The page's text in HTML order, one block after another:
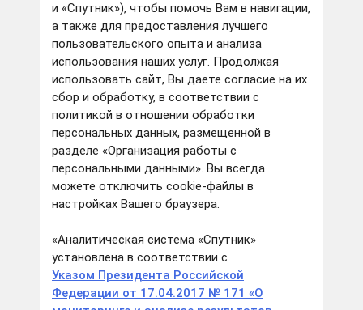
и «Спутник»), чтобы помочь Вам в навигации,
а также для предоставления лучшего
пользовательского опыта и анализа
использования наших услуг. Продолжая
использовать сайт, Вы даете согласие на их
сбор и обработку, в соответствии с
политикой в отношении обработки
персональных данных, размещенной в
разделе «Организация работы с
персональными данными». Вы всегда
можете отключить cookie-файлы в
настройках Вашего браузера.
«Аналитическая система «Спутник»
установлена в соответствии с
Указом Президента Российской
Федерации от 17.04.2017 № 171 «О